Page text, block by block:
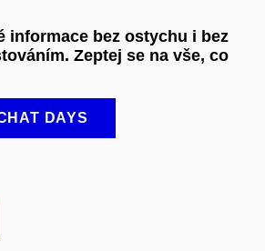
informace bez ostychu i bez
Zeptej se na vše, co
DAYS